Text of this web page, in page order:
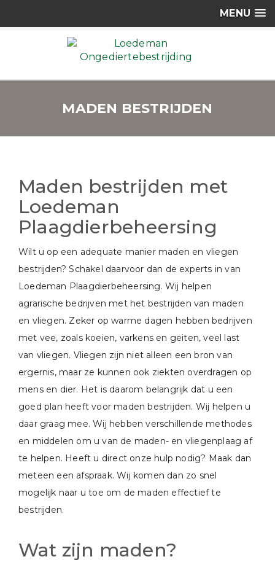
MENU
MADEN BESTRIJDEN
Maden bestrijden met
Loedeman
Plaagdierbeheersing
Wilt u op een adequate manier maden en vliegen
bestrijden? Schakel daarvoor dan de experts in van
Loedeman Plaagdierbeheersing. Wij helpen
agrarische bedrijven met het bestrijden van maden
en vliegen. Zeker op warme dagen hebben bedrijven
met vee, zoals koeien, varkens en geiten, veel last
van vliegen. Vliegen zijn niet alleen een bron van
ergernis, maar ze kunnen ook ziekten overdragen op
mens en dier. Het is daarom belangrijk dat u een
goed plan heeft voor maden bestrijden. Wij helpen u
daar graag mee. Wij hebben verschillende methodes
en middelen om u van de maden- en vliegenplaag af
te helpen. Heeft u direct onze hulp nodig? Maak dan
meteen een afspraak. Wij komen dan zo snel
mogelijk naar u toe om de maden effectief te
bestrijden.
Wat zijn maden?